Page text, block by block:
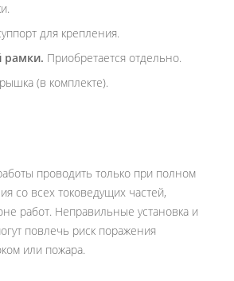
для крепления.
рамки. Приобретается отдельно.
(в комплекте).
проводить только при полном
со всех токоведущих частей,
работ. Неправильные установка и
повлечь риск поражения
или пожара.